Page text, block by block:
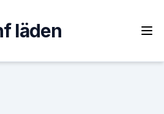
läden